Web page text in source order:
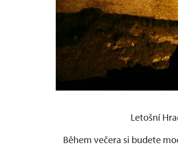
Letošní
Během večera si budete